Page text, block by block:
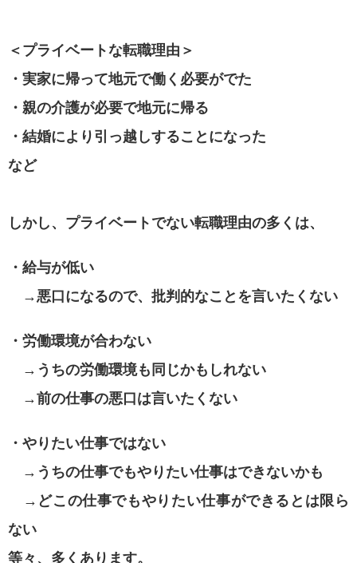
＜プライベートな転職理由＞
・実家に帰って地元で働く必要がでた
・親の介護が必要で地元に帰る
・結婚により引っ越しすることになった
など
しかし、プライベートでない転職理由の多くは、
・給与が低い
→悪口になるので、批判的なことを言いたくない
・労働環境が合わない
→うちの労働環境も同じかもしれない
→前の仕事の悪口は言いたくない
・やりたい仕事ではない
→うちの仕事でもやりたい仕事はできないかも
→どこの仕事でもやりたい仕事ができるとは限ら
ない
等々、多くあります。